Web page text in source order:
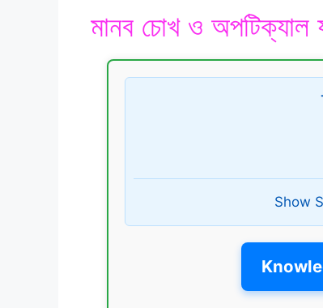
মানব চোখ ও অপটিক্যাল
Show